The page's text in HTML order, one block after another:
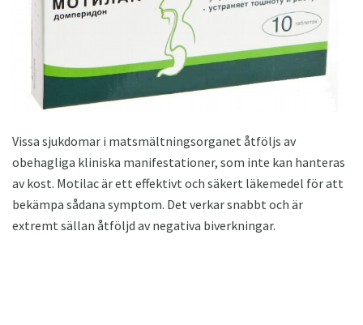
Vissa sjukdomar i matsmältningsorganet åtföljs av
obehagliga kliniska manifestationer, som inte kan hanteras
av kost. Motilac är ett effektivt och säkert läkemedel för att
bekämpa sådana symptom. Det verkar snabbt och är
extremt sällan åtföljd av negativa biverkningar.